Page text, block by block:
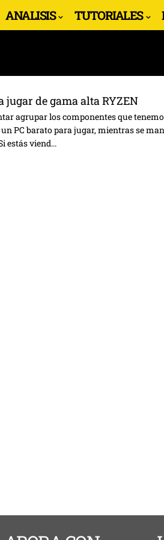
ANALISIS TUTORIALES
jugar de gama alta RYZEN
agrupar los componentes que
PC barato para jugar, mientras se
estás viend...